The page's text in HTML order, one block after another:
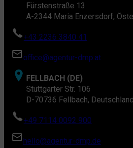
Fürstenstraße 13
A-2344 Maria Enzersdorf,
+43 2236 3840 41
office@agentur-dmp.at
FELLBACH (DE)
Stuttgarter Str. 106
D-70736 Fellbach, Deutschland
+49 7114 0092 900
hello@agentur-dmp.de